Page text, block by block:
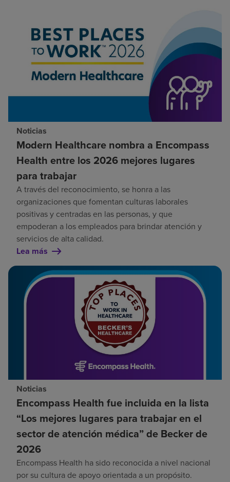
Noticias
Modern Healthcare nombra a Encompass
Health entre los 2026 mejores lugares
para trabajar
A través del reconocimiento, se honra a las
organizaciones que fomentan culturas laborales
positivas y centradas en las personas, y que
empoderan a los empleados para brindar atención y
servicios de alta calidad.
Lea más
Noticias
Encompass Health fue incluida en la lista
“Los mejores lugares para trabajar en el
sector de atención médica” de Becker de
2026
Encompass Health ha sido reconocida a nivel nacional
por su cultura de apoyo orientada a un propósito.